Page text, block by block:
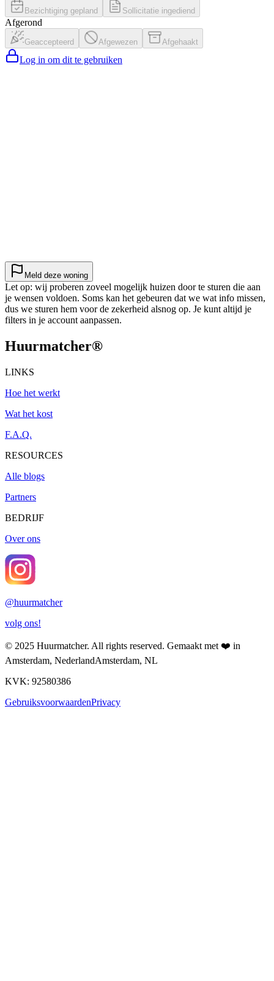
Bezichtiging gepland Sollicitatie ingediend
Afgerond
Geaccepteerd Afgewezen Afgehaakt
Log in om dit te gebruiken
Meld deze woning
Let op: wij proberen zoveel mogelijk huizen door te sturen die aan
je wensen voldoen. Soms kan het gebeuren dat we wat info missen,
dus we sturen hem voor de zekerheid alsnog op. Je kunt altijd je
filters in je account aanpassen.
Huurmatcher®
LINKS
Hoe het werkt
Wat het kost
F.A.Q.
RESOURCES
Alle blogs
Partners
BEDRIJF
Over ons
@huurmatcher
volg ons!
© 2025 Huurmatcher. All rights reserved. Gemaakt met ❤️ in
Amsterdam, NederlandAmsterdam, NL
KVK: 92580386
GebruiksvoorwaardenPrivacy